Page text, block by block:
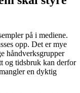
på i mediene.
opp. Det er mye
håndverksgrupper
og tidsbruk kan derfor
en dyktig